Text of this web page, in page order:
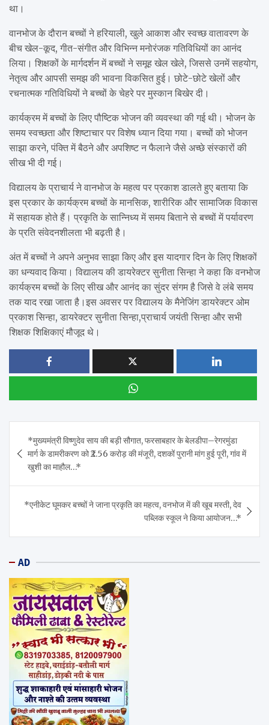
था।
वानभोज के दौरान बच्चों ने हरियाली, खुले आकाश और स्वच्छ वातावरण के
बीच खेल-कूद, गीत-संगीत और विभिन्न मनोरंजक गतिविधियों का आनंद
लिया। शिक्षकों के मार्गदर्शन में बच्चों ने समूह खेल खेले, जिससे उनमें सहयोग,
नेतृत्व और आपसी समझ की भावना विकसित हुई। छोटे-छोटे खेलों और
रचनात्मक गतिविधियों ने बच्चों के चेहरे पर मुस्कान बिखेर दी।
कार्यक्रम में बच्चों के लिए पौष्टिक भोजन की व्यवस्था की गई थी। भोजन के
समय स्वच्छता और शिष्टाचार पर विशेष ध्यान दिया गया। बच्चों को भोजन
साझा करने, पंक्ति में बैठने और अपशिष्ट न फैलाने जैसे अच्छे संस्कारों की
सीख भी दी गई।
विद्यालय के प्राचार्य ने वानभोज के महत्व पर प्रकाश डालते हुए बताया कि
इस प्रकार के कार्यक्रम बच्चों के मानसिक, शारीरिक और सामाजिक विकास
में सहायक होते हैं। प्रकृति के सान्निध्य में समय बिताने से बच्चों में पर्यावरण
के प्रति संवेदनशीलता भी बढ़ती है।
अंत में बच्चों ने अपने अनुभव साझा किए और इस यादगार दिन के लिए शिक्षकों
का धन्यवाद किया। विद्यालय की डायरेक्टर सुनीता सिन्हा ने कहा कि वनभोज
कार्यक्रम बच्चों के लिए सीख और आनंद का सुंदर संगम है जिसे वे लंबे समय
तक याद रखा जाता है।इस अवसर पर विद्यालय के मैनेजिंग डायरेक्टर ओम
प्रकाश सिन्हा, डायरेक्टर सुनीता सिन्हा,प्राचार्य जयंती सिन्हा और सभी
शिक्षक शिक्षिकाएं मौजूद थे।
navigation
*मुख्यमंत्री विष्णुदेव साय की बड़ी सौगात, फरसाबहार के बेलडीपा–रेगरमुंडा
मार्ग के डामरीकरण को ₹2.56 करोड़ की मंजूरी, दशकों पुरानी मांग हुई पूरी, गांव में
खुशी का माहौल…*
*एनीकेट घूमकर बच्चों ने जाना प्रकृति का महत्व, वनभोज में की खूब मस्ती, देव
पब्लिक स्कूल ने किया आयोजन…*
AD